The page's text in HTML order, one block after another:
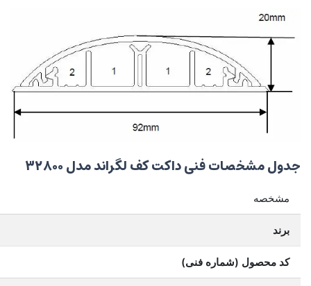
جدول مشخصات فنی داکت کف لگراند مدل ۳۲۸۰۰
مشخصه
برند
کد محصول (شماره فنی)